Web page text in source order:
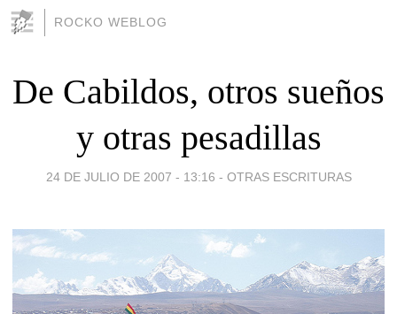
ROCKO WEBLOG
De Cabildos, otros sueños
y otras pesadillas
24 DE JULIO DE 2007 - 13:16 - OTRAS ESCRITURAS